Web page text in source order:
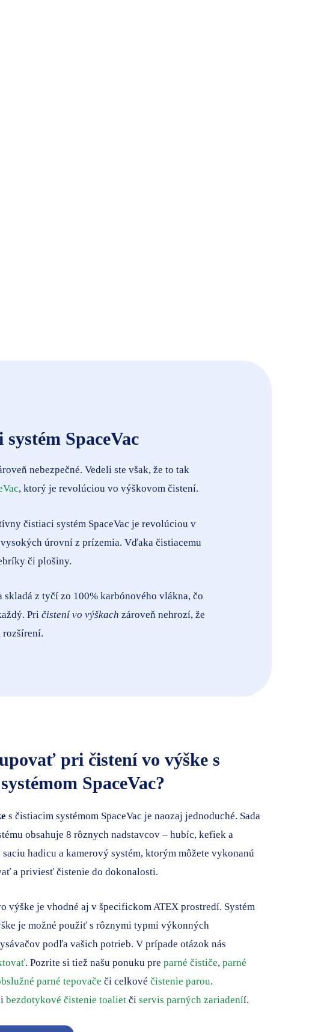
SpaceVac
nebezpečné. Vedeli ste však, že to tak
, ktorý je revolúciou vo výškovom čistení.
čistiaci systém SpaceVac je revolúciou v
úrovní z prízemia. Vďaka čistiacemu
či plošiny.
skladá z tyčí zo 100% karbónového vlákna, čo
Pri čistení vo výškach zároveň nehrozí, že
rozšírení.
pri čistení vo výške s
SpaceVac?
e s čistiacim systémom SpaceVac je naozaj jednoduché. Sada
obsahuje 8 rôznych nadstavcov – hubíc, kefiek a
hadicu a kamerový systém, ktorým môžete vykonanú
a priviesť čistenie do dokonalosti.
výške je vhodné aj v špecifickom ATEX prostredí. Systém
je možné použiť s rôznymi typmi výkonných
podľa vašich potrieb. V prípade otázok nás
. Pozrite si tiež našu ponuku pre parné čističe, parné
parné tepovače či celkové čistenie parou.
bezdotykové čistenie toaliet či servis parných zariadeníí.